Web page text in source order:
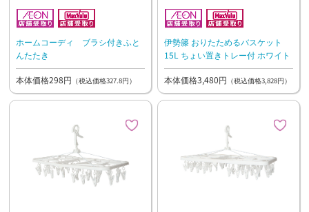
ホームコーディ ブラシ付きふと
んたたき
本体価格298円 （税込価格327.8円）
伊勢籐 おりたためるバスケット
15L ちょい置きトレー付 ホワイト
本体価格3,480円 （税込価格3,828円）